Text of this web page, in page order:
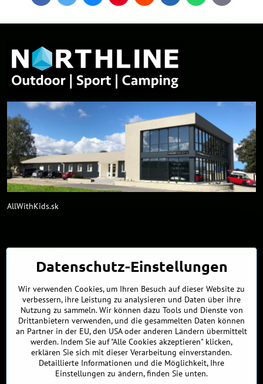
mail
AllWithKids.sk
Kontakte
+421 902 255 255
Showroom
Nádražná 34/A
90027 Ivánka pri Dunaji
Slowakei
ÖFFNUNGSZEITEN
Datenschutz-Einstellungen
Wir verwenden Cookies, um Ihren Besuch auf dieser Website zu
verbessern, ihre Leistung zu analysieren und Daten über ihre
Nutzung zu sammeln. Wir können dazu Tools und Dienste von
Drittanbietern verwenden, und die gesammelten Daten können
an Partner in der EU, den USA oder anderen Ländern übermittelt
werden. Indem Sie auf "Alle Cookies akzeptieren" klicken,
erklären Sie sich mit dieser Verarbeitung einverstanden.
Detaillierte Informationen und die Möglichkeit, Ihre
Einstellungen zu ändern, finden Sie unten.